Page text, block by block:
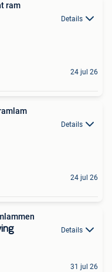
ram
Details
24 jul 26
Details
24 jul 26
Details
31 jul 26